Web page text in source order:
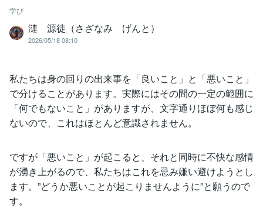
学び
漣 源徒（さざなみ げんと）
2026/05/18 08:10
私たちは身の回りの出来事を「良いこと」と「悪いこと」
で分けることがあります。実際にはその間の一定の範囲に
「何でもないこと」がありますが、文字通りほぼ何も感じ
ないので、これはほとんど意識されません。
ですが「悪いこと」が起こると、それと同時に不快な感情
が湧き上がるので、私たちはこれを忌み嫌い避けようとし
ます。”どうか悪いことが起こりませんように”と願うので
す。